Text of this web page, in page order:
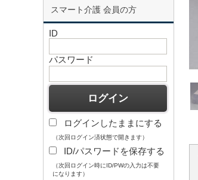
スマート介護 会員の方
ID
パスワード
ログインしたままにする
（次回ログイン済状態で開きます）
ID/パスワードを保存する
（次回ログイン時にID/PWの入力は不要
になります）